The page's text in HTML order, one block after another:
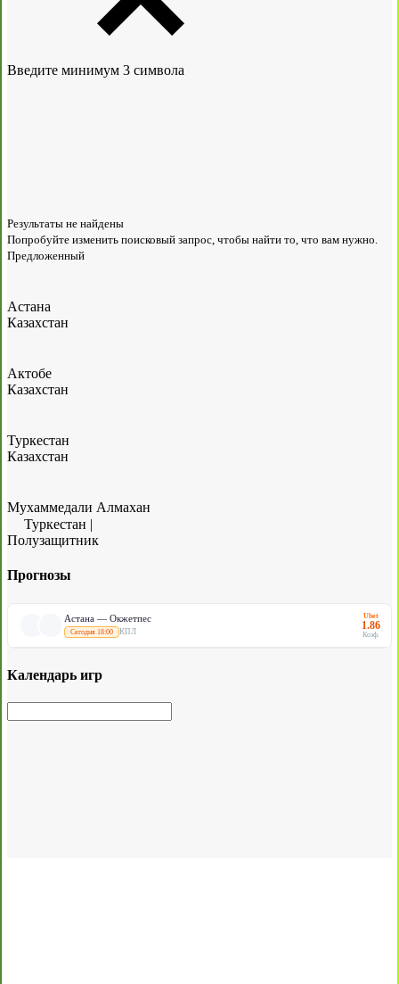
Введите минимум 3 символа
Результаты не найдены
Попробуйте изменить поисковый запрос, чтобы найти то, что вам нужно.
Предложенный
Астана
Казахстан
Актобе
Казахстан
Туркестан
Казахстан
Мухаммедали Алмахан
Туркестан |
Полузащитник
Прогнозы
Астана — Окжетпес
Сегодня 18:00 КПЛ
Ubet
1.86
Коэф.
Календарь игр